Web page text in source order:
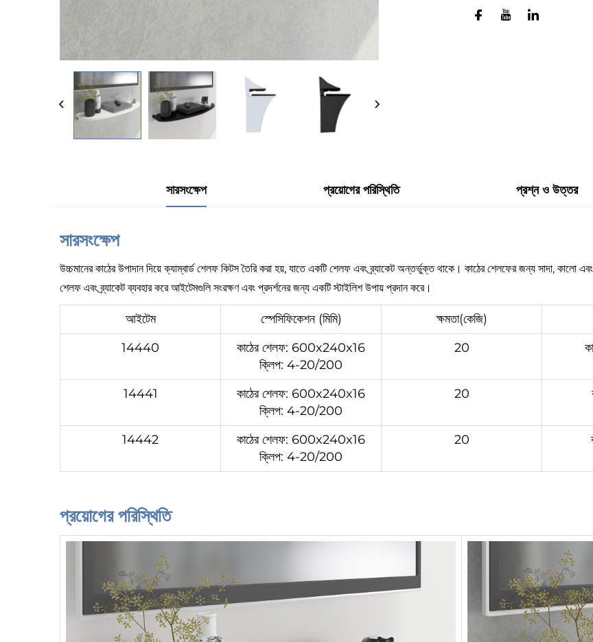
সারসংক্ষেপ প্রয়োগের পরিস্থিতি প্রশ্ন ও উত্তর
সারসংক্ষেপ
উচ্চমানের কাঠের উপাদান দিয়ে ক্যাম্বার্ড শেলফ কিটস তৈরি করা হয়, যাতে একটি শেলফ এবং ব্র্যাকেট অন্তর্ভুক্ত থাকে। কাঠের শেলফের জন্য সাদা, কালো
শেলফ এবং ব্র্যাকেট ব্যবহার করে আইটেমগুলি সংরক্ষণ এবং প্রদর্শনের জন্য একটি স্টাইলিশ উপায় প্রদান করে।
আইটেম স্পেসিফিকেশন (মিমি) ক্ষমতা(কেজি)
14440
কাঠের শেলফ: 600x240x16
ক্লিপ: 4-20/200
20
14441
কাঠের শেলফ: 600x240x16
ক্লিপ: 4-20/200
20
14442
কাঠের শেলফ: 600x240x16
ক্লিপ: 4-20/200
20
প্রয়োগের পরিস্থিতি